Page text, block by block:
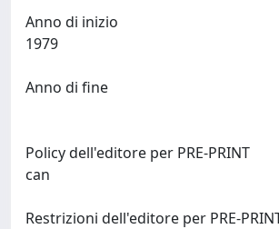
Anno di inizio
Anno di fine
Policy dell'editore per PRE-PRINT
Restrizioni dell'editore per PRE-